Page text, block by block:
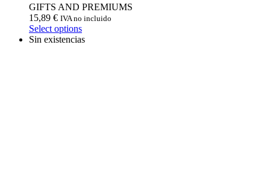
GIFTS AND PREMIUMS
15,89 € IVA no incluido
Select options
Sin existencias